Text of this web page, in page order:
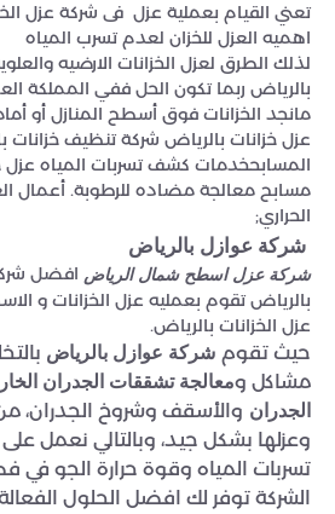
تعني القيام بعملية عزل فى شركة عزل
اهميه العزل للخزان لعدم تسرب المياه
لذلك الطرق لعزل الخزانات الارضيه
بالرياض ربما تكون الحل ففي المملكة
مانجد الخزانات فوق أسطح المنازل أو
عزل خزانات بالرياض شركة تنظيف خزانات
المسابحخدمات كشف تسربات المياه عزل
مسابح معالجة مضاده للرطوبة. أعمال
الحراري;
شركة عوازل بالرياض
شركة عزل اسطح شمال الرياض افضل
بالرياض تقوم بعمليه عزل الخزانات و
عزل الخزانات بالرياض.
حيث تقوم شركة عوازل بالرياض
مشاكل ومعالجة تشققات الجدران
الجدران والأسقف وشروخ الجدران،
وعزلها بشكل جيد، وبالتالي نعمل
تسربات المياه وقوة حرارة الجو في
الشركة توفر لك افضل الحلول